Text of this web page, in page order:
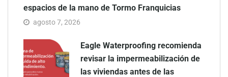
espacios de la mano de Tormo Franquicias
agosto 7, 2026
Eagle Waterproofing recomienda
revisar la impermeabilización de
las viviendas antes de las